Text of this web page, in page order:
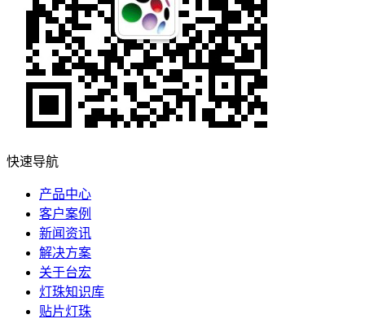
快速导航
产品中心
客户案例
新闻资讯
解决方案
关于台宏
灯珠知识库
贴片灯珠